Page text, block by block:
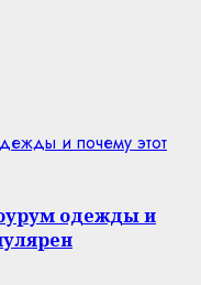
и почему этот
одежды и